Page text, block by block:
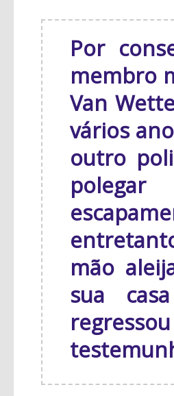
Por
membro
Van
vários
outro
mão
sua